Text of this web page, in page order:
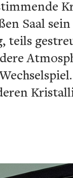
Saal sein
teils